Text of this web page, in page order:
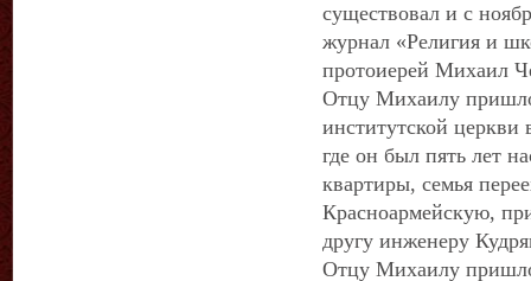
существовал и с
журнал «Религия и
протоиерей Михаил
Отцу Михаилу
институтской
где он был пять лет
квартиры, семья
Красноармейскую,
другу инженеру
Отцу Михаилу